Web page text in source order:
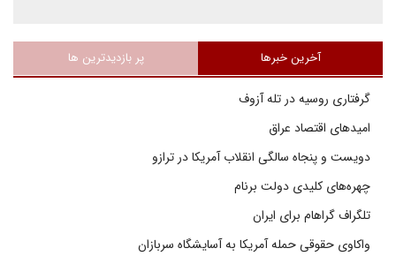
آخرین خبرها پر بازدیدترین ها
گرفتاری روسیه در تله آزوف
امیدهای اقتصاد عراق
دویست و پنجاه سالگی انقلاب آمریکا در ترازو
چهره‌های کلیدی دولت برنام
تلگراف گراهام برای ایران
واکاوی حقوقی حمله آمریکا به آسایشگاه سربازان